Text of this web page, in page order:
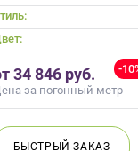
-
34 846 руб.
за погонный метр
БЫСТРЫЙЗАКАЗ
подготовит
строителей
не купите мебель.
000 т.р.